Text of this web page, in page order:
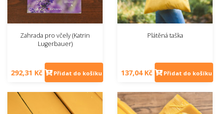
Zahrada pro včely (Katrin
Lugerbauer)
292,31 Kč Přidat do košíku
Plátěná taška
137,04 Kč Přidat do košíku